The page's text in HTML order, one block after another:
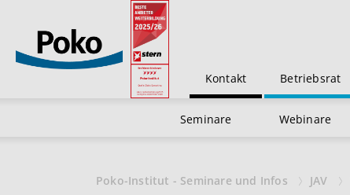
Kontakt Betriebsrat
Seminare Webinare
Poko-Institut - Seminare und Infos JAV